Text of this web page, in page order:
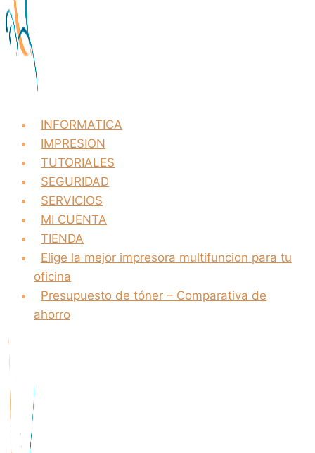
INFORMATICA
IMPRESION
TUTORIALES
SEGURIDAD
SERVICIOS
MI CUENTA
TIENDA
Elige la mejor impresora multifuncion para tu
oficina
Presupuesto de tóner – Comparativa de
ahorro